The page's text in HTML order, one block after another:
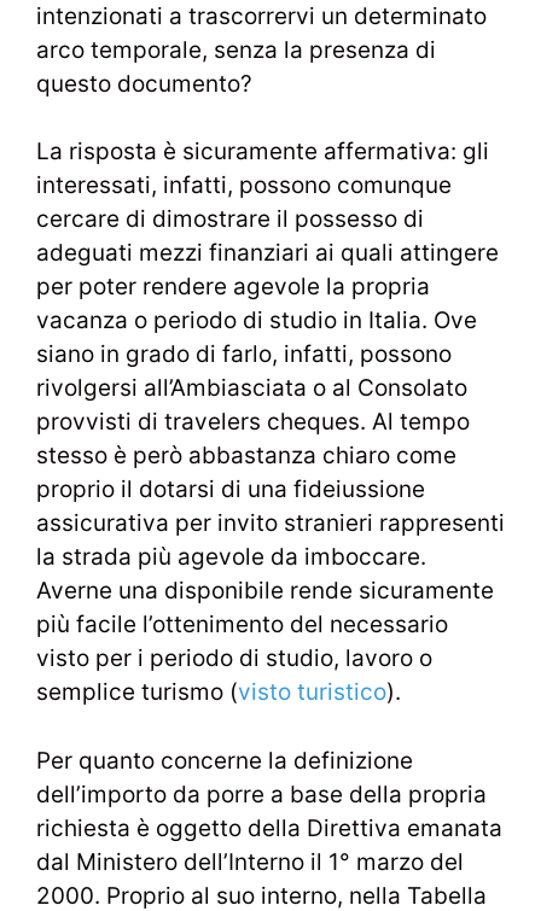
intenzionati a trascorrervi un determinato
arco temporale, senza la presenza di
questo documento?
La risposta è sicuramente affermativa: gli
interessati, infatti, possono comunque
cercare di dimostrare il possesso di
adeguati mezzi finanziari ai quali attingere
per poter rendere agevole la propria
vacanza o periodo di studio in Italia. Ove
siano in grado di farlo, infatti, possono
rivolgersi all’Ambiasciata o al Consolato
provvisti di travelers cheques. Al tempo
stesso è però abbastanza chiaro come
proprio il dotarsi di una fideiussione
assicurativa per invito stranieri rappresenti
la strada più agevole da imboccare.
Averne una disponibile rende sicuramente
più facile l’ottenimento del necessario
visto per i periodo di studio, lavoro o
semplice turismo (visto turistico).
Per quanto concerne la definizione
dell’importo da porre a base della propria
richiesta è oggetto della Direttiva emanata
dal Ministero dell’Interno il 1° marzo del
2000. Proprio al suo interno, nella Tabella